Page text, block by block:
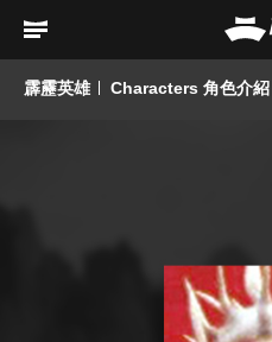
霹靂英雄 Characters 角色介紹